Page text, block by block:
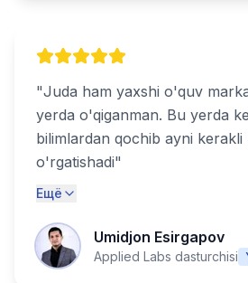
"Juda ham yaxshi o'quv
yerda o'qiganman. Bu yerda
bilimlardan qochib ayni kerakli
o'rgatishadi"
Ещё
Umidjon Esirgapov
Applied Labs dasturchisi